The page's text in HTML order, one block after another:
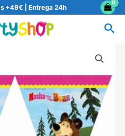
+49€ | Entrega 24h